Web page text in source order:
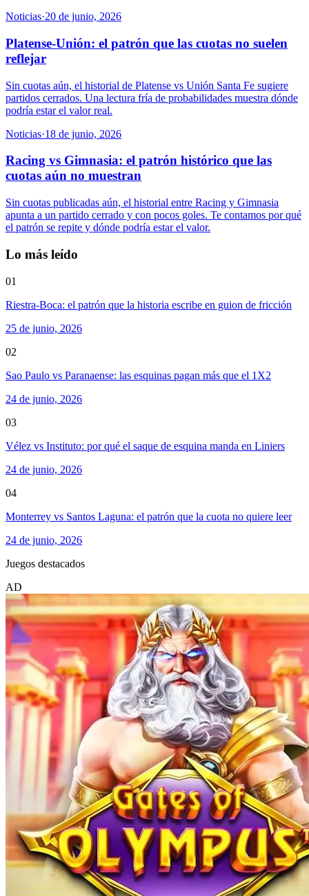
Noticias·20 de junio, 2026
Platense-Unión: el patrón que las cuotas no suelen
reflejar
Sin cuotas aún, el historial de Platense vs Unión Santa Fe sugiere
partidos cerrados. Una lectura fría de probabilidades muestra dónde
podría estar el valor real.
Noticias·18 de junio, 2026
Racing vs Gimnasia: el patrón histórico que las
cuotas aún no muestran
Sin cuotas publicadas aún, el historial entre Racing y Gimnasia
apunta a un partido cerrado y con pocos goles. Te contamos por qué
el patrón se repite y dónde podría estar el valor.
Lo más leído
01
Riestra-Boca: el patrón que la historia escribe en guion de fricción
25 de junio, 2026
02
Sao Paulo vs Paranaense: las esquinas pagan más que el 1X2
24 de junio, 2026
03
Vélez vs Instituto: por qué el saque de esquina manda en Liniers
24 de junio, 2026
04
Monterrey vs Santos Laguna: el patrón que la cuota no quiere leer
24 de junio, 2026
Juegos destacados
AD